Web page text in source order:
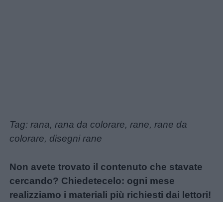
Tag: rana, rana da colorare, rane, rane da
colorare, disegni rane
Non avete trovato il contenuto che stavate
cercando? Chiedetecelo: ogni mese
realizziamo i materiali più richiesti dai lettori!